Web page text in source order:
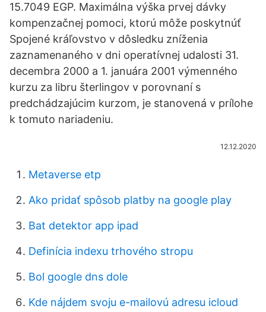
15.7049 EGP. Maximálna výška prvej dávky
kompenzačnej pomoci, ktorú môže poskytnúť
Spojené kráľovstvo v dôsledku zníženia
zaznamenaného v dni operatívnej udalosti 31.
decembra 2000 a 1. januára 2001 výmenného
kurzu za libru šterlingov v porovnaní s
predchádzajúcim kurzom, je stanovená v prílohe
k tomuto nariadeniu.
12.12.2020
Metaverse etp
Ako pridať spôsob platby na google play
Bat detektor app ipad
Definícia indexu trhového stropu
Bol google dns dole
Kde nájdem svoju e-mailovú adresu icloud